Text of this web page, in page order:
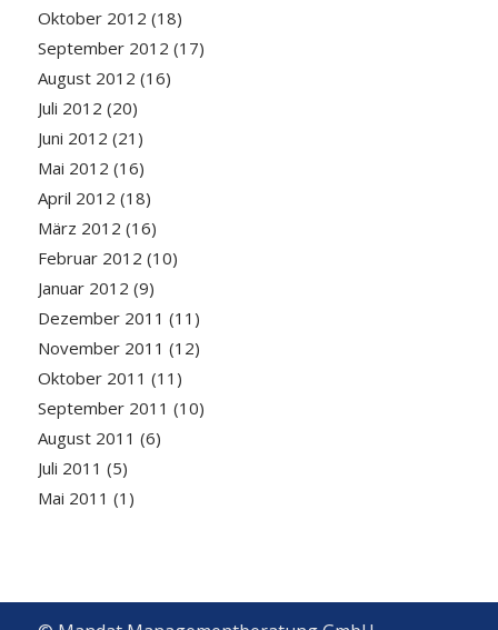
Oktober 2012 (18)
September 2012 (17)
August 2012 (16)
Juli 2012 (20)
Juni 2012 (21)
Mai 2012 (16)
April 2012 (18)
März 2012 (16)
Februar 2012 (10)
Januar 2012 (9)
Dezember 2011 (11)
November 2011 (12)
Oktober 2011 (11)
September 2011 (10)
August 2011 (6)
Juli 2011 (5)
Mai 2011 (1)